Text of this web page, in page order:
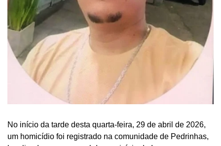
No início da tarde desta quarta-feira, 29 de abril de 2026,
um homicídio foi registrado na comunidade de Pedrinhas,